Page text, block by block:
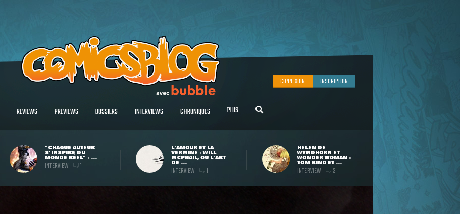
CONNEXION INSCRIPTION
REVIEWS PREVIEWS DOSSIERS INTERVIEWS CHRONIQUES PLUS
"CHAQUE AUTEUR
S'INSPIRE DU
MONDE RÉEL" : ...
INTERVIEW 1
L'AMOUR ET LA
VERMINE : WILL
MCPHAIL, OU L'ART
DE ...
INTERVIEW 1
HELEN DE
WYNDHORN ET
WONDER WOMAN :
TOM KING ET ...
INTERVIEW 3